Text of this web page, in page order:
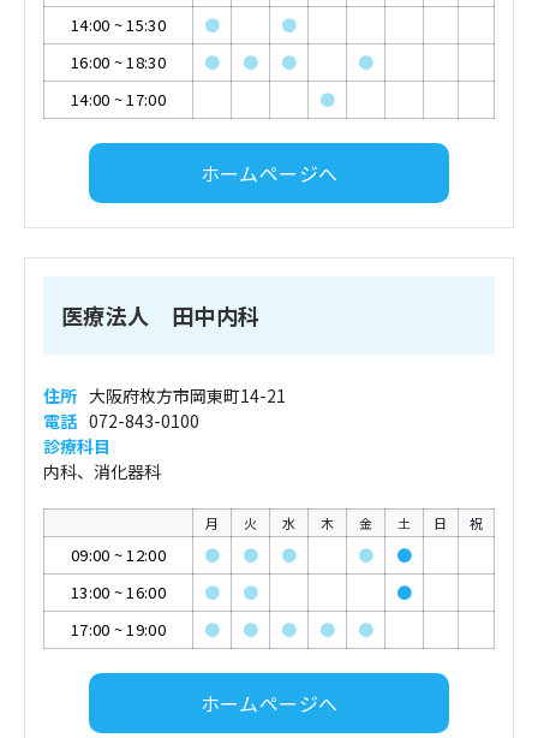
14:00 ~15:30 ●
●
16:00 ~18:30 ● ● ●
●
14:00 ~17:00 ●
ホームページへ
医療法人 田中内科
住所 大阪府枚方市岡東町14-21
電話 072-843-0100
診療科目
内科、消化器科
月 火 水 木 金 土 日 祝
09:00 ~12:00 ● ● ● ●
●
13:00 ~16:00 ● ●
●
17:00 ~19:00 ● ● ● ● ●
ホームページへ